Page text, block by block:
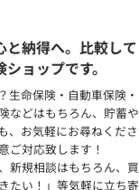
納得へ。比較して
ョップです。
生命保険・自動車保険・
などはもちろん、貯蓄や
、お気軽にお尋ねくださ
ご対応致します！
新規相談はもちろん、買
たい！」等気軽に立ち寄